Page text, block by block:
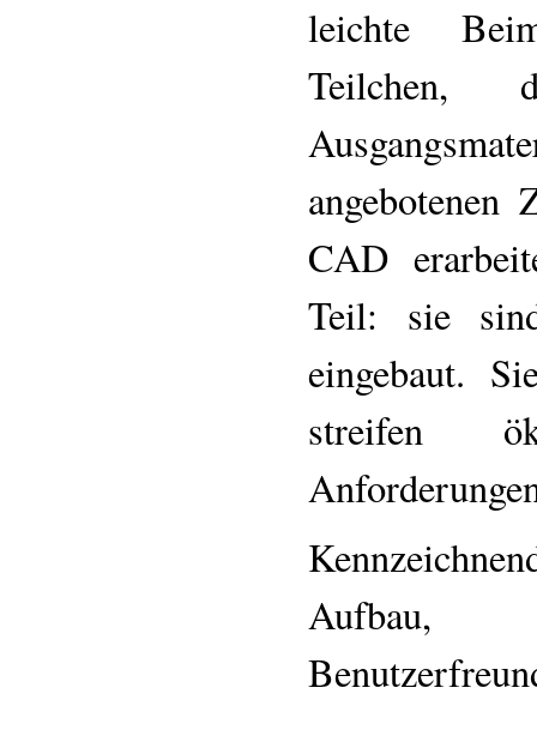
leichte
Teilchen,
CAD
Teil: sie
eingebaut.
streifen
Aufbau,